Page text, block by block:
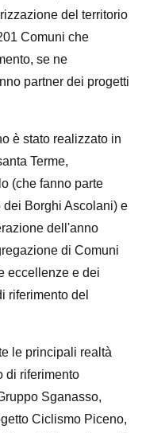
del territorio
Comuni che
se ne
partner dei progetti
è stato realizzato in
Terme,
(che fanno parte
Borghi Ascolani) e
dell'anno
di Comuni
eccellenze e dei
riferimento del
le principali realtà
di riferimento
Sganasso,
Ciclismo Piceno,